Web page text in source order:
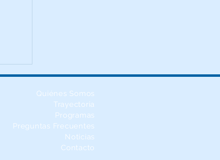
Quiénes Somos
Trayectoria
Programas
Preguntas Frecuentes
Noticias
Contacto